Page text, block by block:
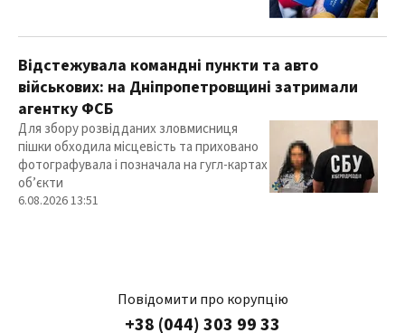
Відстежувала командні пункти та авто
військових: на Дніпропетровщині затримали
агентку ФСБ
Для збору розвідданих зловмисниця
пішки обходила місцевість та приховано
фотографувала і позначала на гугл-картах
об’єкти
6.08.2026 13:51
Повідомити про корупцію
+38 (044) 303 99 33